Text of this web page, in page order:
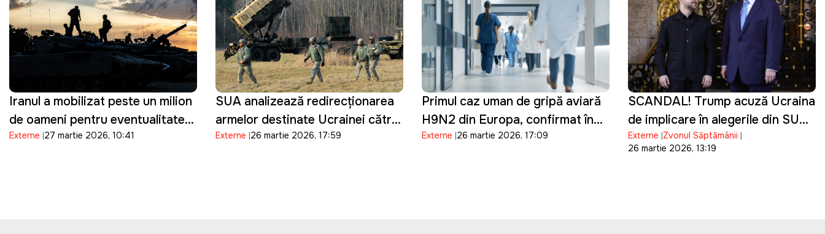
Iranul a mobilizat peste un milion
de oameni pentru eventualitatea
în care Trump ordonă o invazie
Externe 27 martie 2026, 10:41
SUA analizează redirecționarea
armelor destinate Ucrainei către
Orientul Mijlociu
Externe 26 martie 2026, 17:59
Primul caz uman de gripă aviară
H9N2 din Europa, confirmat în
Italia
Externe 26 martie 2026, 17:09
SCANDAL! Trump acuză Ucraina
de implicare în alegerile din SUA
și de finanțarea campaniei lui
Biden
Externe Zvonul Săptămânii
26 martie 2026, 13:19